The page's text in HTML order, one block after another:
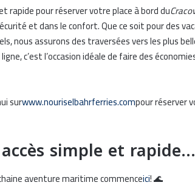
rapide pour réserver votre place à bord du
et dans le confort. Que ce soit pour des
nous assurons des traversées vers les plus
c’est l’occasion idéale de faire des
surwww.nouriselbahrferries.compour réserver
simple et rapide…
aventure maritime commenceici! 🌊